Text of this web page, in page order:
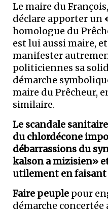
Le maire du
déclare apporter un
homologue du
est lui aussi maire,
manifester
politiciennes sa
démarche
maire du Prêcheur,
similaire.
Le scandale
du chlordécone
débarrassions du
kalson a mizisien»
utilement en faisant
Faire peuple pour
démarche